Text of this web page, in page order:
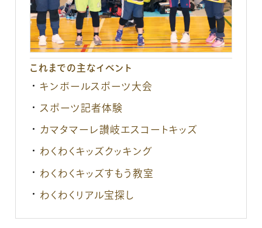
これまでの主なイベント
キンボールスポーツ大会
スポーツ記者体験
カマタマーレ讃岐エスコートキッズ
わくわくキッズクッキング
わくわくキッズすもう教室
わくわくリアル宝探し